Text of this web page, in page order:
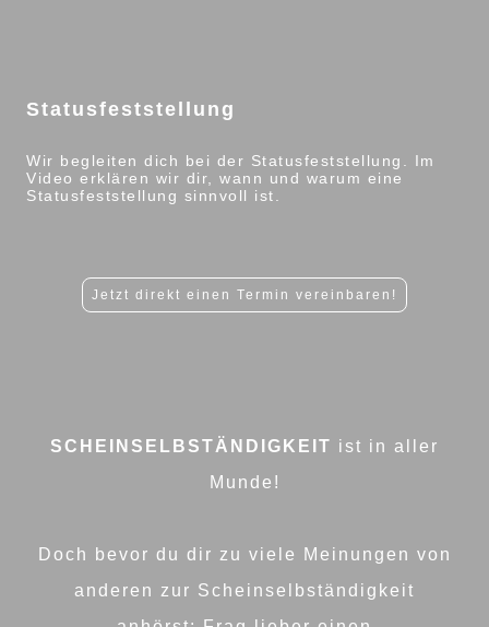
Statusfeststellung
Wir begleiten dich bei der Statusfeststellung. Im
Video erklären wir dir, wann und warum eine
Statusfeststellung sinnvoll ist.
Jetzt direkt einen Termin vereinbaren!
SCHEINSELBSTÄNDIGKEIT ist in aller
Munde!
Doch bevor du dir zu viele Meinungen von
anderen zur Scheinselbständigkeit